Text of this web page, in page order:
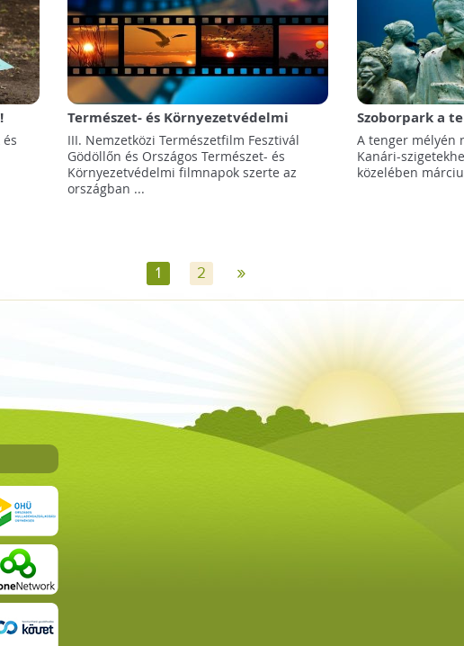
Természet- és Környezetvédelmi
filmnapok
III. Nemzetközi Természetfilm Fesztivál
Gödöllőn és Országos Természet- és
Környezetvédelmi filmnapok szerte az
országban ...
Szoborpark a
Caires Taylor
búvároktató
újabb
A tenger mélyén
Kanári-
közelében
1 2 »